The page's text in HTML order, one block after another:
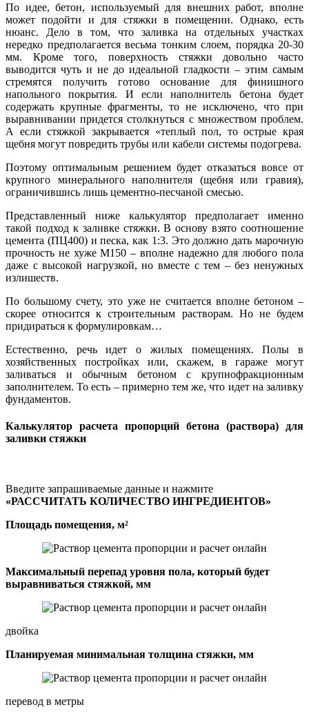
По идее, бетон, используемый для внешних работ, вполне
может подойти и для стяжки в помещении. Однако, есть
нюанс. Дело в том, что заливка на отдельных участках
нередко предполагается весьма тонким слоем, порядка 20-30
мм. Кроме того, поверхность стяжки довольно часто
выводится чуть и не до идеальной гладкости – этим самым
стремятся получить готово основание для финишного
напольного покрытия. И если наполнитель бетона будет
содержать крупные фрагменты, то не исключено, что при
выравнивании придется столкнуться с множеством проблем.
А если стяжкой закрывается «теплый пол, то острые края
щебня могут повредить трубы или кабели системы подогрева.
Поэтому оптимальным решением будет отказаться вовсе от
крупного минерального наполнителя (щебня или гравия),
ограничившись лишь цементно-песчаной смесью.
Представленный ниже калькулятор предполагает именно
такой подход к заливке стяжки. В основу взято соотношение
цемента (ПЦ400) и песка, как 1:3. Это должно дать марочную
прочность не хуже М150 – вполне надежно для любого пола
даже с высокой нагрузкой, но вместе с тем – без ненужных
излишеств.
По большому счету, это уже не считается вполне бетоном –
скорее относится к строительным растворам. Но не будем
придираться к формулировкам…
Естественно, речь идет о жилых помещениях. Полы в
хозяйственных постройках или, скажем, в гараже могут
заливаться и обычным бетоном с крупнофракционным
заполнителем. То есть – примерно тем же, что идет на заливку
фундаментов.
Калькулятор расчета пропорций бетона (раствора) для
заливки стяжки
Введите запрашиваемые данные и нажмите
«РАССЧИТАТЬ КОЛИЧЕСТВО ИНГРЕДИЕНТОВ»
Площадь помещения, м²
Максимальный перепад уровня пола, который будет
выравниваться стяжкой, мм
двойка
Планируемая минимальная толщина стяжки, мм
перевод в метры